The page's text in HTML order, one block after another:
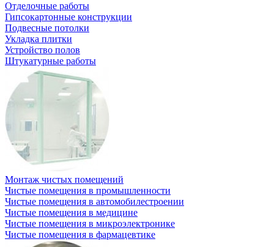
Отделочные работы
Гипсокартонные конструкции
Подвесные потолки
Укладка плитки
Устройство полов
Штукатурные работы
Монтаж чистых помещений
Чистые помещения в промышленности
Чистые помещения в автомобилестроении
Чистые помещения в медицине
Чистые помещения в микроэлектронике
Чистые помещения в фармацевтике